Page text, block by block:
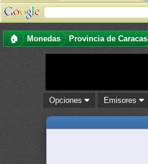
🏠 Monedas Provincia de Caracas
Opciones Emisores